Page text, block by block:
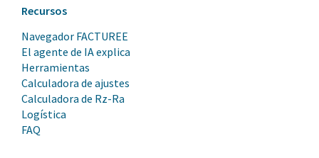
Recursos
Navegador FACTUREE
El agente de IA explica
Herramientas
Calculadora de ajustes
Calculadora de Rz-Ra
Logística
FAQ